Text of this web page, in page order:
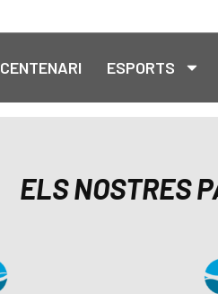
CENTENARI ESPORTS
ELS NOSTRES